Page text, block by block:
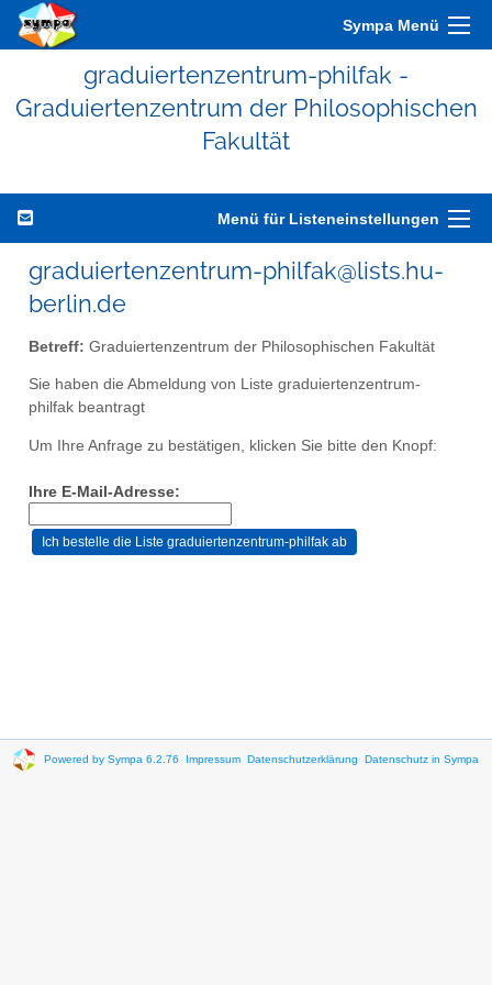
Sympa Menü
graduiertenzentrum-philfak -
Graduiertenzentrum der Philosophischen
Fakultät
Menü für Listeneinstellungen
graduiertenzentrum-philfak@lists.hu-
berlin.de
Betreff: Graduiertenzentrum der Philosophischen Fakultät
Sie haben die Abmeldung von Liste graduiertenzentrum-
philfak beantragt
Um Ihre Anfrage zu bestätigen, klicken Sie bitte den Knopf:
Ihre E-Mail-Adresse:
Powered by Sympa 6.2.76 Impressum Datenschutzerklärung Datenschutz in Sympa